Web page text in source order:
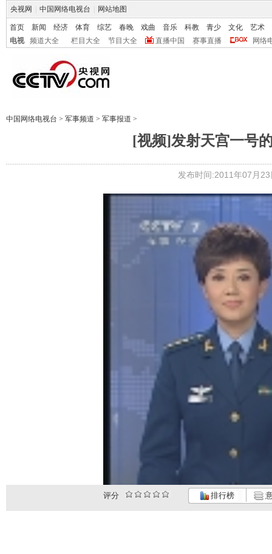
央视网 中国网络电视台 网站地图
首页 新闻 经济 体育 综艺 春晚 戏曲 音乐 科教 青少 文化
艺术
电视
频道大全 栏目大全 节目大全 直播中国 赛事直播 网络
中国网络电视台 > 军事频道 > 军事报道 >
[视频]发射天宫一号
发布时间:2011年07月
评分 排行榜